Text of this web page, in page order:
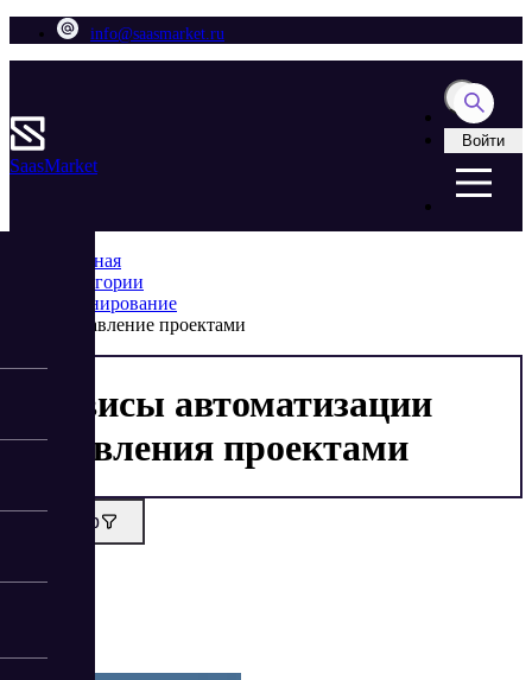
info@saasmarket.ru
SaasMarket
Войти
Главная
Категории
Планирование
Управление проектами
Сервисы автоматизации
управления проектами
Фильтр